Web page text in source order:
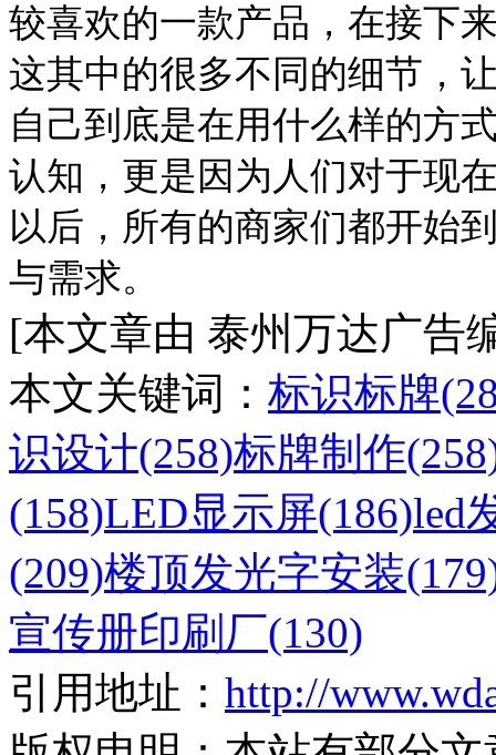
较喜欢的一款产品，在接下
这其中的很多不同的细节，
自己到底是在用什么样的方
认知，更是因为人们对于现
以后，所有的商家们都开始
与需求。
[本文章由 泰州万达广告
本文关键词： 标识标牌
识设计(258)标牌制作
(158)LED显示屏(186)led
(209)楼顶发光字安装
宣传册印刷厂(130)
引用地址： http://